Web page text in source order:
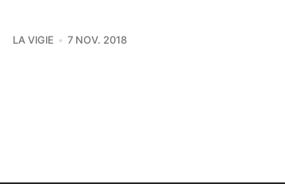
LA VIGIE 7 NOV. 2018